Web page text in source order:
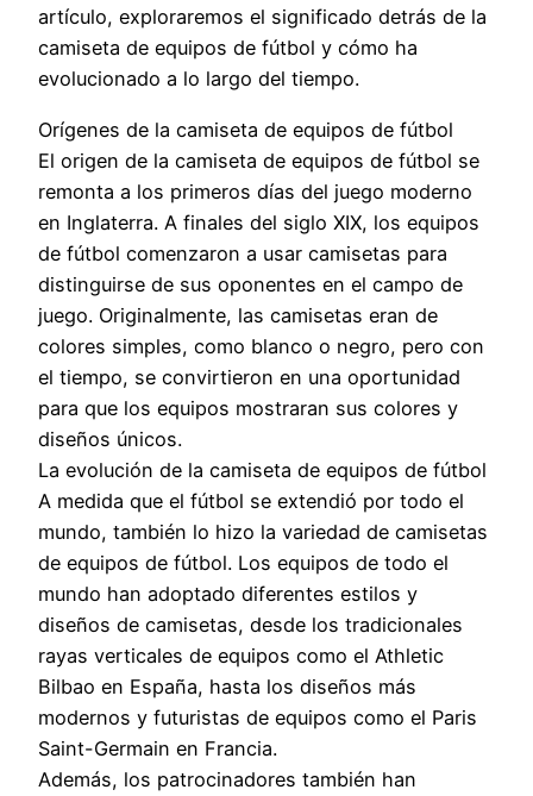
artículo, exploraremos el significado detrás de la
camiseta de equipos de fútbol y cómo ha
evolucionado a lo largo del tiempo.
Orígenes de la camiseta de equipos de fútbol
El origen de la camiseta de equipos de fútbol se
remonta a los primeros días del juego moderno
en Inglaterra. A finales del siglo XIX, los equipos
de fútbol comenzaron a usar camisetas para
distinguirse de sus oponentes en el campo de
juego. Originalmente, las camisetas eran de
colores simples, como blanco o negro, pero con
el tiempo, se convirtieron en una oportunidad
para que los equipos mostraran sus colores y
diseños únicos.
La evolución de la camiseta de equipos de fútbol
A medida que el fútbol se extendió por todo el
mundo, también lo hizo la variedad de camisetas
de equipos de fútbol. Los equipos de todo el
mundo han adoptado diferentes estilos y
diseños de camisetas, desde los tradicionales
rayas verticales de equipos como el Athletic
Bilbao en España, hasta los diseños más
modernos y futuristas de equipos como el Paris
Saint-Germain en Francia.
Además, los patrocinadores también han